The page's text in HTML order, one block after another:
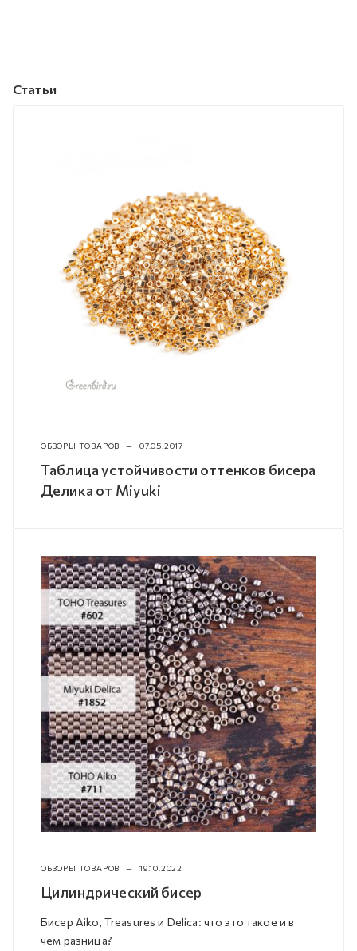
Статьи
ОБЗОРЫ ТОВАРОВ — 07.05.2017
Таблица устойчивости оттенков бисера
Делика от Miyuki
ОБЗОРЫ ТОВАРОВ — 19.10.2022
Цилиндрический бисер
Бисер Aiko, Treasures и Delica: что это такое и в
чем разница?